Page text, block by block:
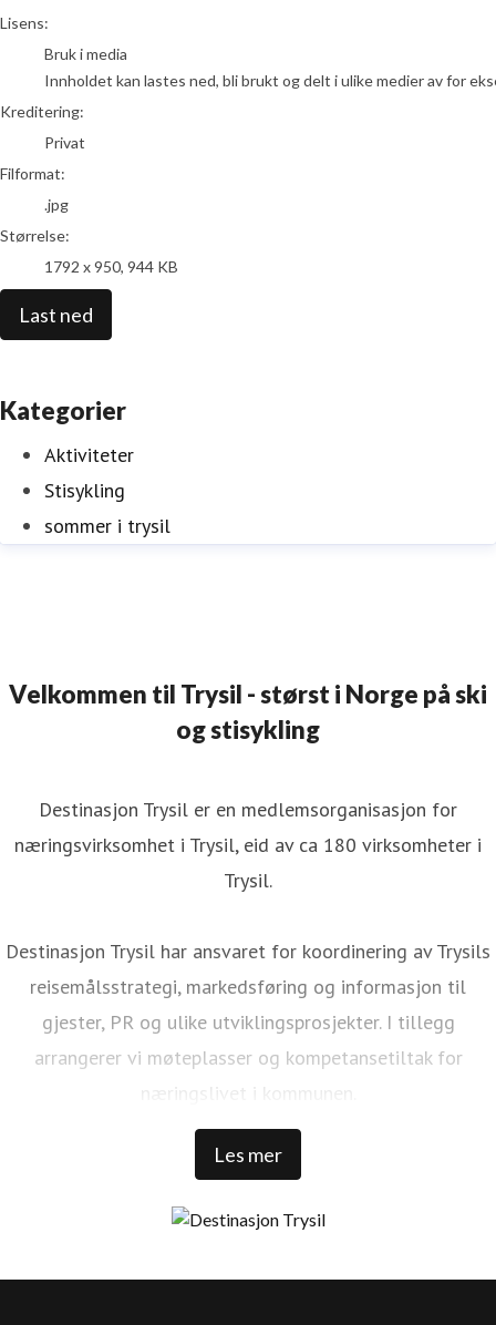
Privat
Lisens:
Bruk i media
Innholdet kan lastes ned, bli brukt og delt i ulike medier av for
Kreditering:
Privat
Filformat:
.jpg
Størrelse:
1792 x 950, 944 KB
Last ned
Kategorier
Aktiviteter
Stisykling
sommer i trysil
Velkommen til Trysil - størst i Norge på ski
og stisykling
Les mer
Destinasjon Trysil er en medlemsorganisasjon for
næringsvirksomhet i Trysil, eid av ca 180 virksomheter i
Trysil.
Destinasjon Trysil har ansvaret for koordinering av Trysils
reisemålsstrategi, markedsføring og informasjon til
gjester, PR og ulike utviklingsprosjekter. I tillegg
arrangerer vi møteplasser og kompetansetiltak for
næringslivet i kommunen.
Trysil er Norges største ski- og stisykkeldestinasjon. Vi har
Trysilfjellet, over 1 300 000 skidager, 456 millioner NOK i